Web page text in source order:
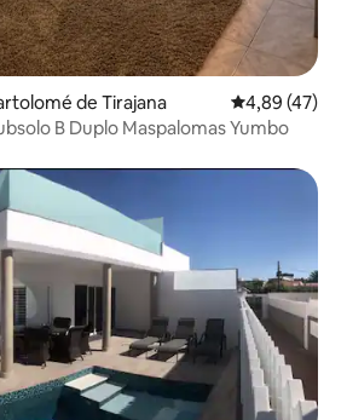
de Tirajana 4,89 de uma
4,89 (47)
Apartamentos no subsolo B Duplo Maspalomas Yumbo